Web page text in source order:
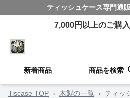
ティッシュケース専門通
7,000円以上のご購
新着商品 商品を検索
Tiscase TOP › 木製の一覧 › ティッ